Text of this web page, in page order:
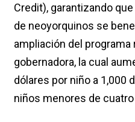
Credit), garantizando
de neoyorquinos se
ampliación del programa
gobernadora, la cual
dólares por niño a 1,000
niños menores de cuatro